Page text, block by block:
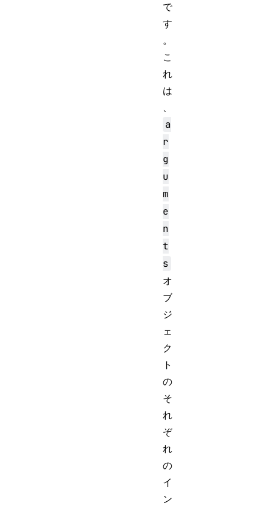
で
す
。
こ
れ
は
、
a
r
g
u
m
e
n
t
s
オ
ブ
ジ
ェ
ク
ト
の
そ
れ
ぞ
れ
の
イ
ン